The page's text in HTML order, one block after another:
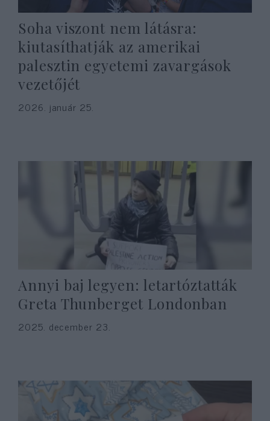
Soha viszont nem látásra:
kiutasíthatják az amerikai
palesztin egyetemi zavargások
vezetőjét
2026. január 25.
Annyi baj legyen: letartóztatták
Greta Thunberget Londonban
2025. december 23.